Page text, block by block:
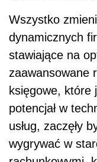
Wszystko
dynamicznych
stawiające na
zaawansowane
księgowe, które
potencjał w
usług, zaczęły
wygrywać w